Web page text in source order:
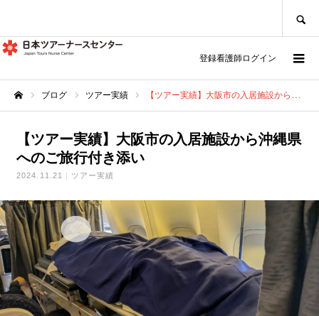
登録看護師ログイン
ブログ ツアー実績 【ツアー実績】大阪市の入居施設から沖縄県へのご旅行付き添い
【ツアー実績】大阪市の入居施設から沖縄県
へのご旅行付き添い
2024.11.21 ツアー実績